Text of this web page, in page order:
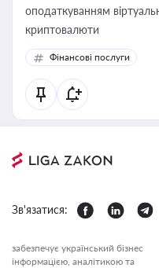
оподаткуванням
криптовалюти
Фінансові послуги
Зв'язатися:
забезпечує український бізнес
інформацією, аналітикою та